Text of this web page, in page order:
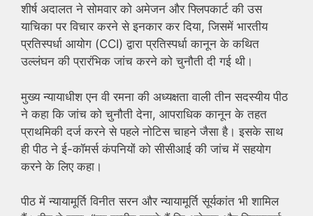
शीर्ष अदालत ने सोमवार को अमेजन और फ्लिपकार्ट की उस
याचिका पर विचार करने से इनकार कर दिया, जिसमें भारतीय
प्रतिस्पर्धा आयोग (CCI) द्वारा प्रतिस्पर्धा कानून के कथित
उल्लंघन की प्रारंभिक जांच करने को चुनौती दी गई थी।
मुख्य न्यायाधीश एन वी रमना की अध्यक्षता वाली तीन सदस्यीय पीठ
ने कहा कि जांच को चुनौती देना, आपराधिक कानून के तहत
प्राथमिकी दर्ज करने से पहले नोटिस चाहने जैसा है। इसके साथ
ही पीठ ने ई-कॉमर्स कंपनियों को सीसीआई की जांच में सहयोग
करने के लिए कहा।
पीठ में न्यायामूर्ति विनीत सरन और न्यायामूर्ति सूर्यकांत भी शामिल